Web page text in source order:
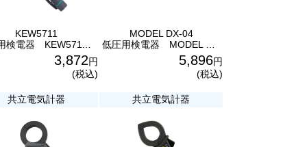
KEW5711
3,872円
(税込)
MODEL DX-04
5,896円
(税込)
共立電気計器 共立電気計器